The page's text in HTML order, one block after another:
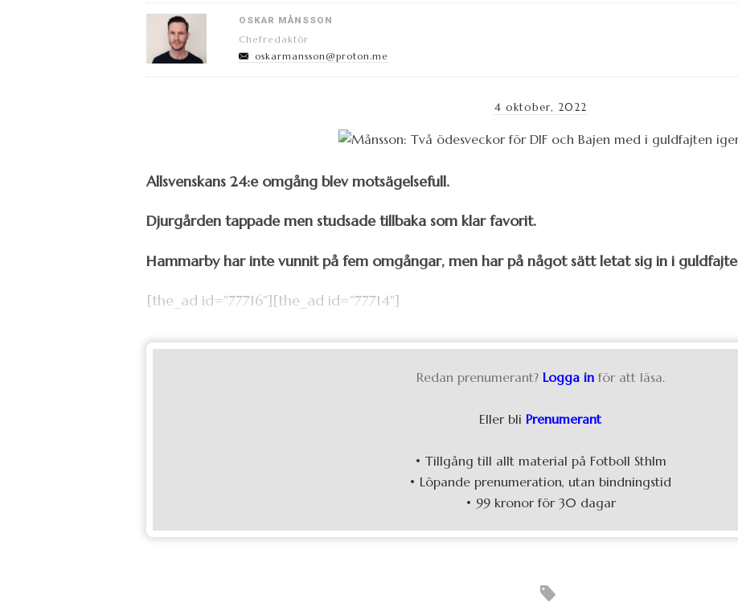
OSKAR MÅNSSON
Chefredaktör
oskarmansson@proton.me
4 oktober, 2022
Allsvenskans 24:e omgång blev motsägelsefull.
Djurgården tappade men studsade tillbaka som klar favorit.
Hammarby har inte vunnit på fem omgångar, men har på något sätt letat sig in i
[the_ad id="77716"][the_ad id="77714"]
Redan prenumerant? Logga in för att läsa.
Eller bli Prenumerant
• Tillgång till allt material på Fotboll Sthlm
• Löpande prenumeration, utan bindningstid
• 99 kronor för 30 dagar